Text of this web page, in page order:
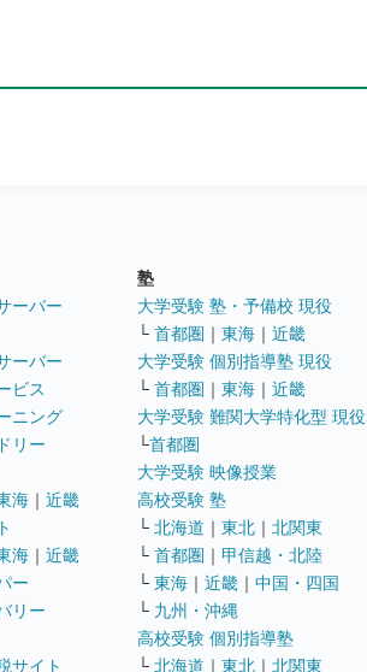
ーバー
ーバー
ビス
ニング
リー
海 ｜ 近畿
海 ｜ 近畿
ー
リー
サイト
塾
大学受験 塾・予備校 現役
└ 首都圏 ｜ 東海 ｜ 近畿
大学受験 個別指導塾 現役
└ 首都圏 ｜ 東海 ｜ 近畿
大学受験 難関大学特化型 現役
└首都圏
大学受験 映像授業
高校受験 塾
└ 北海道 ｜ 東北 ｜ 北関東
└ 首都圏 ｜ 甲信越・北陸
└ 東海 ｜ 近畿 ｜ 中国・四国
└ 九州・沖縄
高校受験 個別指導塾
└ 北海道 ｜ 東北 ｜ 北関東